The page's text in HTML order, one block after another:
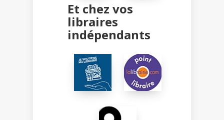
Et chez vos
libraires
indépendants